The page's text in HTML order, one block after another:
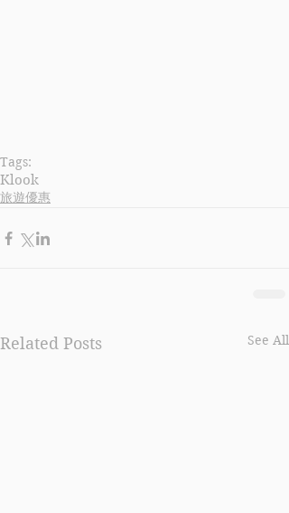
Tags:
Klook
旅遊優惠
Related Posts See All